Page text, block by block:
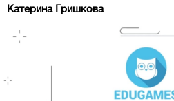
Катерина Гришкова